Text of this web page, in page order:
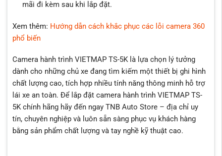
mãi đi kèm sau khi lắp đặt.
Xem thêm: Hướng dẫn cách khắc phục các lỗi camera 360
phổ biến
Camera hành trình VIETMAP TS-5K là lựa chọn lý tưởng
dành cho những chủ xe đang tìm kiếm một thiết bị ghi hình
chất lượng cao, tích hợp nhiều tính năng thông minh hỗ trợ
lái xe an toàn. Để lắp đặt camera hành trình VIETMAP TS-
5K chính hãng hãy đến ngay TNB Auto Store – địa chỉ uy
tín, chuyên nghiệp và luôn sẵn sàng phục vụ khách hàng
bằng sản phẩm chất lượng và tay nghề kỹ thuật cao.